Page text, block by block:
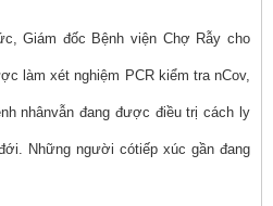
Giám đốc Bệnh viện Chợ Rẫy cho
làm xét nghiệm PCR kiểm tra nCov,
nhânvẫn đang được điều trị cách ly
Những người cótiếp xúc gần đang